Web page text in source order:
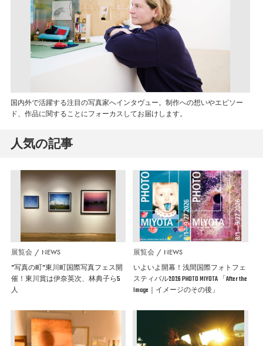
国内外で活躍する注目の写真家へインタヴュー。制作への想いやエピソー
ド、作品に関することにフォーカスしてお届けします。
人気の記事
展覧会 NEWS
”写真の町”東川町国際写真フェス開
催！東川賞は伊奈英次、林典子ら5
人
展覧会 NEWS
いよいよ開幕！浅間国際フォトフェ
スティバル2026 PHOTO MIYOTA 「After the
Image｜イメージのその後」